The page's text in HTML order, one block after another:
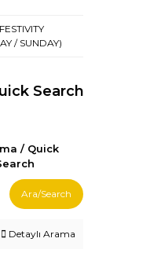
/ SUNDAY)
Search
/ Quick
Ara/Search
Detaylı Arama